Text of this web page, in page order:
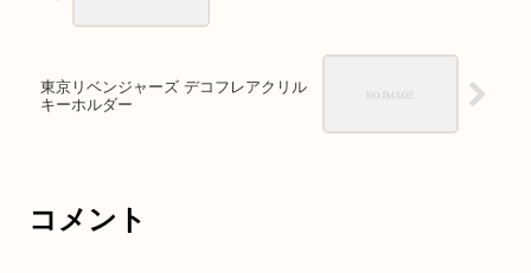
東京リベンジャーズ デコフレアクリル
キーホルダー
コメント